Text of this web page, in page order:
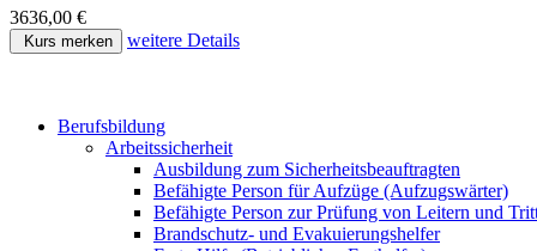
3636,00 €
Kurs merken weitere Details
Berufsbildung
Arbeitssicherheit
Ausbildung zum Sicherheitsbeauftragten
Befähigte Person für Aufzüge (Aufzugswärter)
Befähigte Person zur Prüfung von Leitern und
Brandschutz- und Evakuierungshelfer